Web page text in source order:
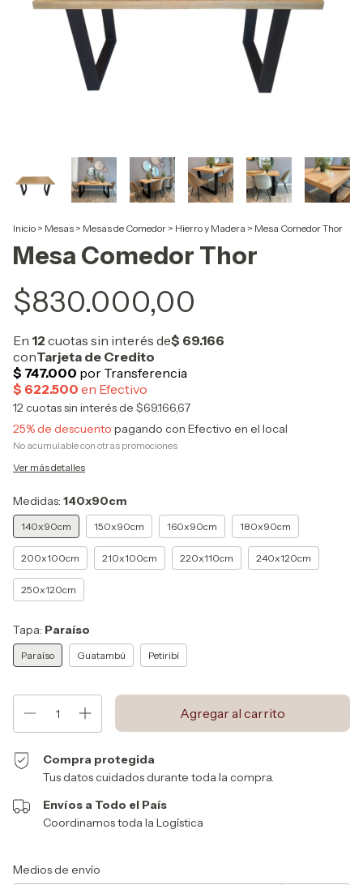
Inicio > Mesas > Mesas de Comedor > Hierro y Madera > Mesa Comedor Thor
Mesa Comedor Thor
$830.000,00
12cuotas sin interés de $69.166,67
25% de descuento pagando con Efectivo en el local
No acumulable con otras promociones
Ver más detalles
Medidas: 140x90cm
140x90cm 150x90cm 160x90cm 180x90cm
200x100cm 210x100cm 220x110cm 240x120cm
250x120cm
Tapa: Paraíso
Paraíso Guatambú Petiribí
Compra protegida
Tus datos cuidados durante toda la compra.
Envíos a Todo el País
Coordinamos toda la Logística
Entregas para el CP:
Medios de envío